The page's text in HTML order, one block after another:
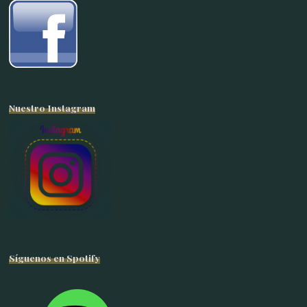
Nuestro Instagram
Síguenos en Spotify